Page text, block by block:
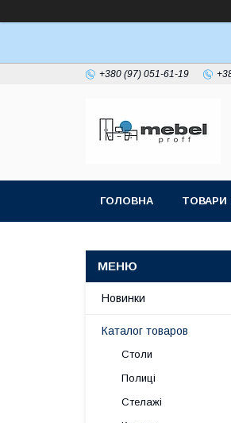
+380 (97) 051-61-19
ГОЛОВНА ТОВАРИ
Новинки
Каталог товаров
Столи
Полиці
Стелажі